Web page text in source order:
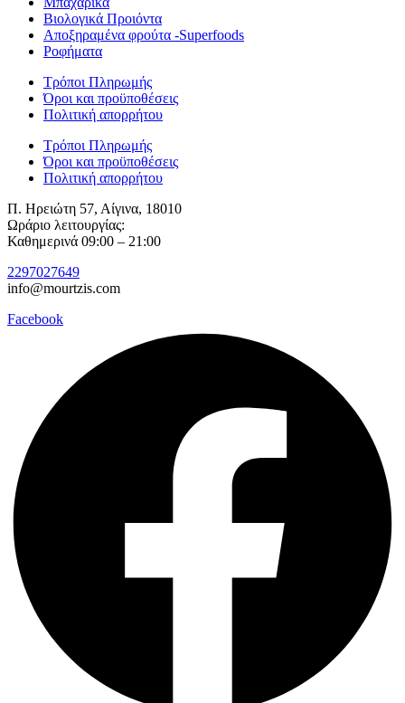
Βιολογικά Προιόντα
Αποξηραμένα φρούτα -Superfoods
Ροφήματα
Τρόποι Πληρωμής
Όροι και προϋποθέσεις
Πολιτική απορρήτου
Τρόποι Πληρωμής
Όροι και προϋποθέσεις
Πολιτική απορρήτου
Π. Ηρειώτη 57, Αίγινα, 18010
Ωράριο λειτουργίας:
Καθημερινά 09:00 – 21:00
2297027649
info@mourtzis.com
Facebook